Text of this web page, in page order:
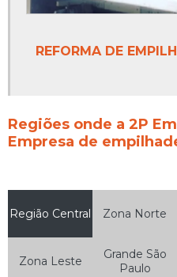
REFORMA DE
Regiões onde a 2P
Empresa de
Região Central Zona Norte
Zona Leste
Grande São
Paulo